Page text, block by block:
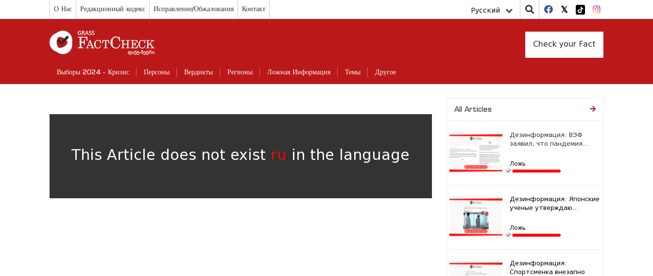
О Нас Редакционный кодекс Исправление/Обжалования Контакт Русский
Check your Fact
Выборы 2024 - Кризис Персоны Вердикты Регионы Ложная Информация Темы Другое
This Article does not exist ru in the language
All Articles
Дезинформация: ВЭФ
заявил, что пандемия...
Ложь
Дезинформация: Японские
ученые утверждаю...
Ложь
Дезинформация:
Спортсменка внезапно